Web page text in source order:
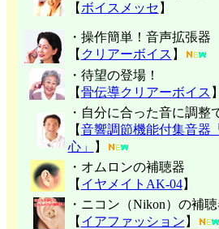
【 ボイスメッセ 】
・操作簡単！音声拡張器
【 クリアーボイス 】
・待望の登場！
【骨伝導クリアーボイス 】
・自分に合った音に調整
【音響調節機能付集音器
心」
】
・オムロンの補聴器
【 イヤメイトAK-04】
・ニコン（Nikon）の補
【 イアファッション 】